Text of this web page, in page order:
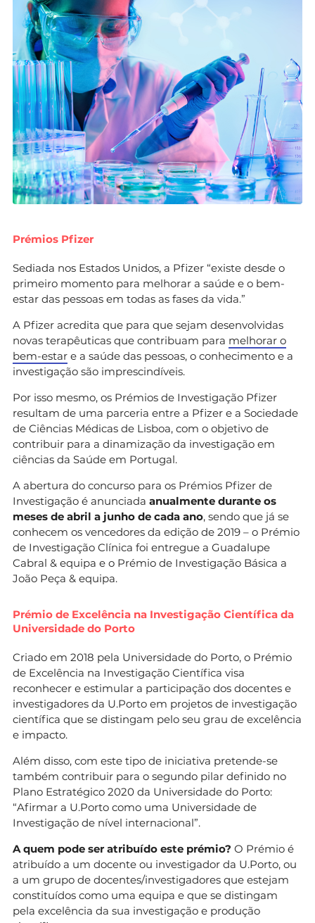
Prémios Pfizer
Sediada nos Estados Unidos, a Pfizer “existe desde o
primeiro momento para melhorar a saúde e o bem-
estar das pessoas em todas as fases da vida.”
A Pfizer acredita que para que sejam desenvolvidas
novas terapêuticas que contribuam para melhorar o
bem-estar e a saúde das pessoas, o conhecimento e a
investigação são imprescindíveis.
Por isso mesmo, os Prémios de Investigação Pfizer
resultam de uma parceria entre a Pfizer e a Sociedade
de Ciências Médicas de Lisboa, com o objetivo de
contribuir para a dinamização da investigação em
ciências da Saúde em Portugal.
A abertura do concurso para os Prémios Pfizer de
Investigação é anunciada anualmente durante os
meses de abril a junho de cada ano, sendo que já se
conhecem os vencedores da edição de 2019 – o Prémio
de Investigação Clínica foi entregue a Guadalupe
Cabral & equipa e o Prémio de Investigação Básica a
João Peça & equipa.
Prémio de Excelência na Investigação Científica da
Universidade do Porto
Criado em 2018 pela Universidade do Porto, o Prémio
de Excelência na Investigação Científica visa
reconhecer e estimular a participação dos docentes e
investigadores da U.Porto em projetos de investigação
científica que se distingam pelo seu grau de excelência
e impacto.
Além disso, com este tipo de iniciativa pretende-se
também contribuir para o segundo pilar definido no
Plano Estratégico 2020 da Universidade do Porto:
“Afirmar a U.Porto como uma Universidade de
Investigação de nível internacional”.
A quem pode ser atribuído este prémio? O Prémio é
atribuído a um docente ou investigador da U.Porto, ou
a um grupo de docentes/investigadores que estejam
constituídos como uma equipa e que se distingam
pela excelência da sua investigação e produção